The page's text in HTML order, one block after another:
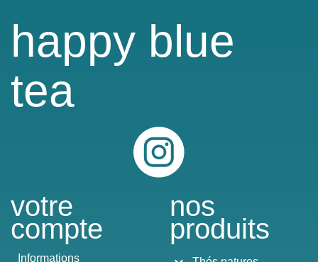
happy blue
tea
votre
compte
Informations
nos
produits